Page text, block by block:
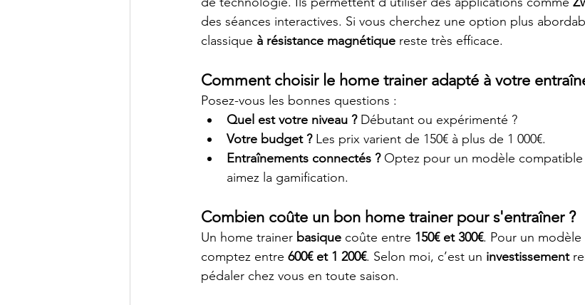
des séances interactives. Si vous cherchez une option plus
classique à résistance magnétique reste très efficace.
Comment choisir le home trainer adapté à votre
Posez-vous les bonnes questions :
Quel est votre niveau ? Débutant ou expérimenté ?
Votre budget ? Les prix varient de 150€ à plus de 1 000€.
Entraînements connectés ? Optez pour un modèle compatible
aimez la gamification.
Combien coûte un bon home trainer pour s'entraîner ?
Un home trainer basique coûte entre 150€ et 300€. Pour un modèle
comptez entre 600€ et 1 200€. Selon moi, c’est un investissement
pédaler chez vous en toute saison.